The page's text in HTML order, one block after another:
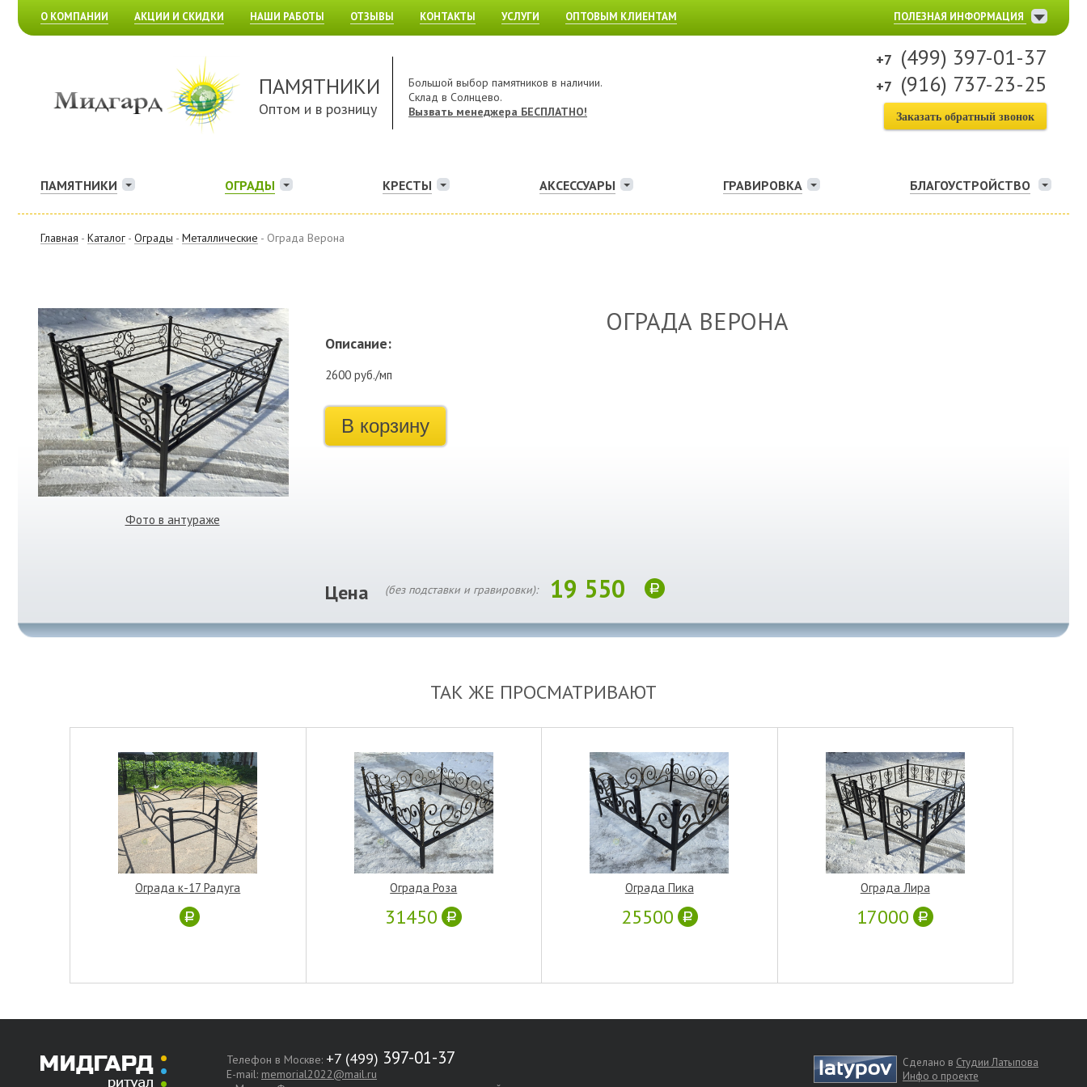
О КОМПАНИИ АКЦИИ И СКИДКИ НАШИ РАБОТЫ ОТЗЫВЫ КОНТАКТЫ УСЛУГИ ОПТОВЫМ КЛИЕНТАМ ПОЛЕЗНАЯ ИНФОРМАЦИЯ
ПАМЯТНИКИ
Оптом и в розницу
Большой выбор памятников в наличии.
Склад в Солнцево.
Вызвать менеджера БЕСПЛАТНО!
(499) 397-01-37
(916) 737-23-25
Заказать обратный звонок
ПАМЯТНИКИ ОГРАДЫ КРЕСТЫ АКСЕССУАРЫ ГРАВИРОВКА БЛАГОУСТРОЙСТВО
Главная - Каталог - Ограды - Металлические - Ограда Верона
Фото в антураже
ОГРАДА ВЕРОНА
Описание:
2600 руб./мп
В корзину
Цена (без подставки и гравировки): 19 550
ТАК ЖЕ ПРОСМАТРИВАЮТ
Ограда к-17 Радуга Ограда Роза
31450
Ограда Пика
25500
Ограда Лира
17000
Телефон в Москве: 397-01-37
E-mail: memorial2022@mail.ru
Сделано в Студии Латыпова
Инфо о проекте